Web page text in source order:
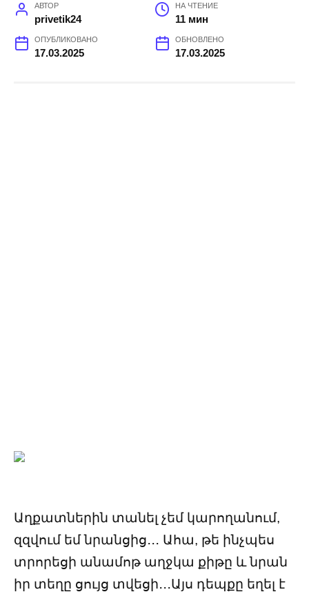
АВТОР
privetik24
НА ЧТЕНИЕ
11 мин
ОПУБЛИКОВАНО
17.03.2025
ОБНОВЛЕНО
17.03.2025
Աղքատներին տանել չեմ կարողանում,
զզվում եմ նրանցից․․․ Ահա, թե ինչպես
տրորեցի անամոթ աղջկա քիթը և նրան
իր տեղը ցույց տվեցի․․․Այս դեպքը եղել է